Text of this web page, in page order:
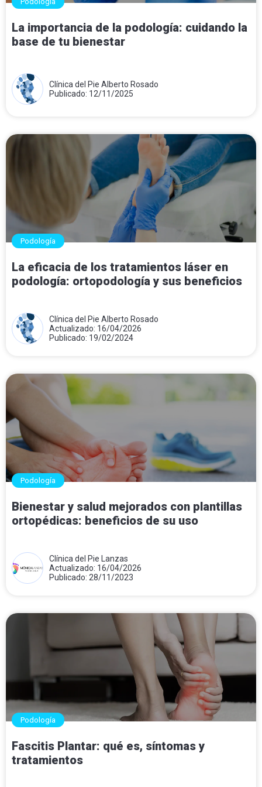
La importancia de la podología: cuidando la
base de tu bienestar
Clínica del Pie Alberto Rosado
Publicado: 12/11/2025
Podología
La eficacia de los tratamientos láser en
podología: ortopodología y sus beneficios
Clínica del Pie Alberto Rosado
Actualizado: 16/04/2026
Publicado: 19/02/2024
Podología
Bienestar y salud mejorados con plantillas
ortopédicas: beneficios de su uso
Clínica del Pie Lanzas
Actualizado: 16/04/2026
Publicado: 28/11/2023
Podología
Fascitis Plantar: qué es, síntomas y
tratamientos